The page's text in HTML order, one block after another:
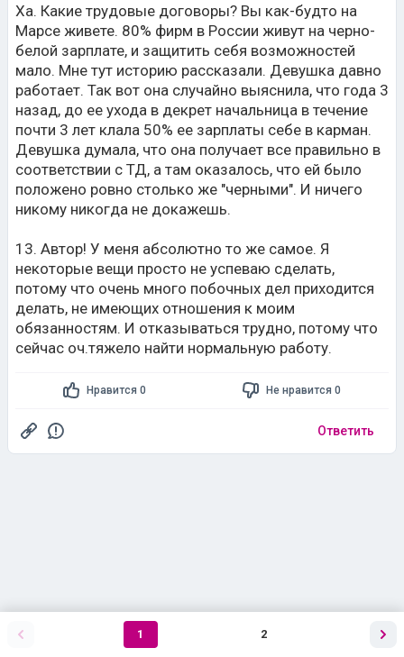
Ха. Какие трудовые договоры? Вы как-будто на
Марсе живете. 80% фирм в России живут на черно-
белой зарплате, и защитить себя возможностей
мало. Мне тут историю рассказали. Девушка давно
работает. Так вот она случайно выяснила, что года 3
назад, до ее ухода в декрет начальница в течение
почти 3 лет клала 50% ее зарплаты себе в карман.
Девушка думала, что она получает все правильно в
соответствии с ТД, а там оказалось, что ей было
положено ровно столько же "черными". И ничего
никому никогда не докажешь.
13. Автор! У меня абсолютно то же самое. Я
некоторые вещи просто не успеваю сделать,
потому что очень много побочных дел приходится
делать, не имеющих отношения к моим
обязанностям. И отказываться трудно, потому что
сейчас оч.тяжело найти нормальную работу.
Нравится 0 Не нравится 0
Ответить
1 2